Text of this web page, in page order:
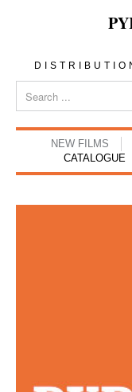
NEW FILMS
CATALOGUE